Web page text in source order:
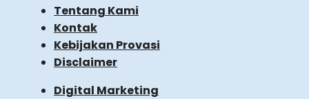
Tentang Kami
Kontak
Kebijakan Provasi
Disclaimer
Digital Marketing